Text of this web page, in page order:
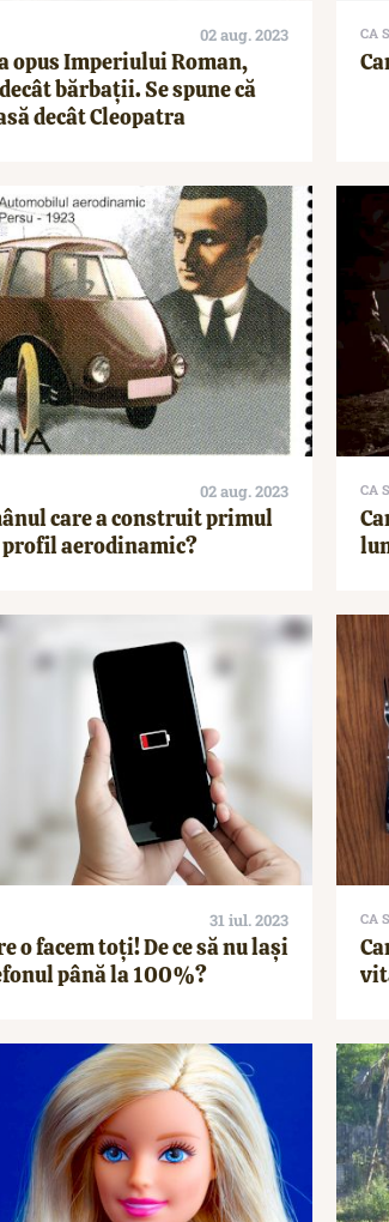
02 aug. 2023
opus Imperiului Roman,
bărbații. Se spune că
decât Cleopatra
CA
02 aug. 2023
care a construit primul
aerodinamic?
CA
31 iul. 2023
o facem toți! De ce să nu lași
până la 100%?
CA